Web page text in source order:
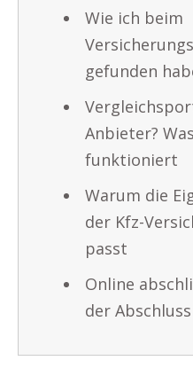
Wie ich beim
gefunden
Anbieter?
funktioniert
Warum die
der Kfz-
passt
Online
der